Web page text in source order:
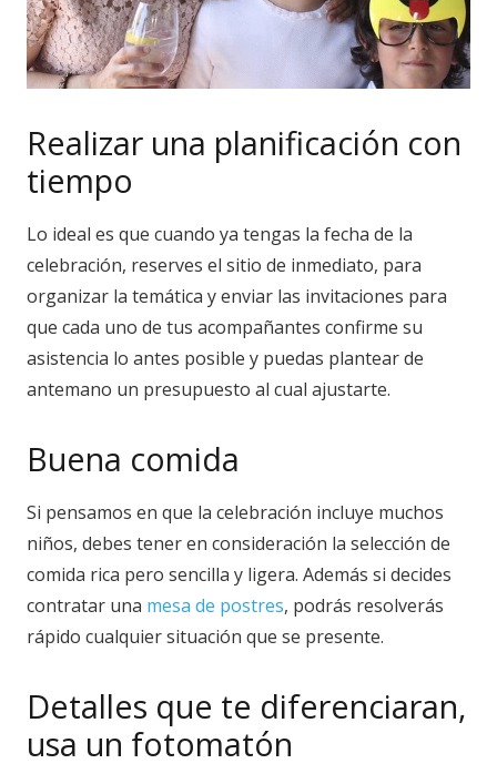
Realizar una planificación con
tiempo
Lo ideal es que cuando ya tengas la fecha de la
celebración, reserves el sitio de inmediato, para
organizar la temática y enviar las invitaciones para
que cada uno de tus acompañantes confirme su
asistencia lo antes posible y puedas plantear de
antemano un presupuesto al cual ajustarte.
Buena comida
Si pensamos en que la celebración incluye muchos
niños, debes tener en consideración la selección de
comida rica pero sencilla y ligera. Además si decides
contratar una mesa de postres, podrás resolverás
rápido cualquier situación que se presente.
Detalles que te diferenciaran,
usa un fotomatón